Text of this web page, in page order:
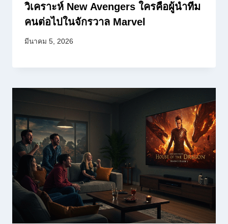
วิเคราะห์ New Avengers ใครคือผู้นำทีม
คนต่อไปในจักรวาล Marvel
มีนาคม 5, 2026